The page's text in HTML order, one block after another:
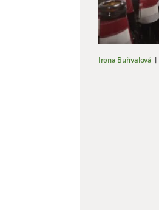
Irena Buřívalová |